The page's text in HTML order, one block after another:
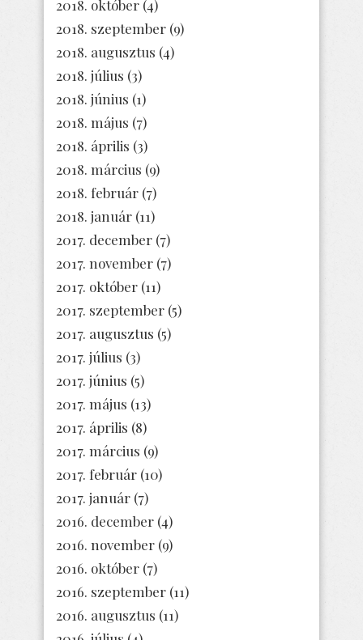
2018. október (4)
2018. szeptember (9)
2018. augusztus (4)
2018. július (3)
2018. június (1)
2018. május (7)
2018. április (3)
2018. március (9)
2018. február (7)
2018. január (11)
2017. december (7)
2017. november (7)
2017. október (11)
2017. szeptember (5)
2017. augusztus (5)
2017. július (3)
2017. június (5)
2017. május (13)
2017. április (8)
2017. március (9)
2017. február (10)
2017. január (7)
2016. december (4)
2016. november (9)
2016. október (7)
2016. szeptember (11)
2016. augusztus (11)